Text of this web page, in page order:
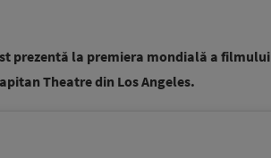
prezentă la premiera mondială a filmului
Theatre din Los Angeles.